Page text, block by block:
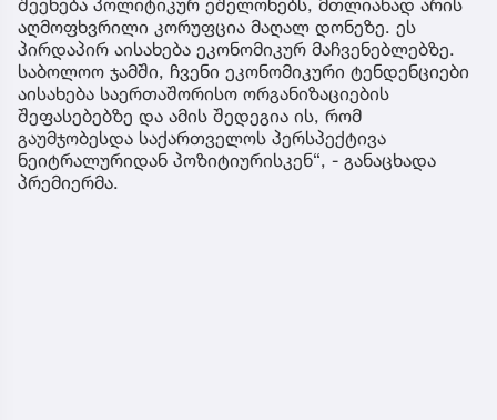
აღმოფხვრილი კორუფცია მაღალ დონეზე. ეს
პირდაპირ აისახება ეკონომიკურ მაჩვენებლებზე.
საბოლოო ჯამში, ჩვენი ეკონომიკური ტენდენციები
აისახება საერთაშორისო ორგანიზაციების
შეფასებებზე და ამის შედეგია ის, რომ
გაუმჯობესდა საქართველოს პერსპექტივა
ნეიტრალურიდან პოზიტიურისკენ“, - განაცხადა
პრემიერმა.